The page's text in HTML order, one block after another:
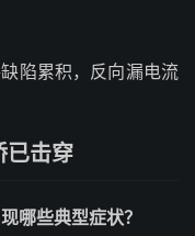
陷累积，反向漏电流
已击穿
哪些典型症状？